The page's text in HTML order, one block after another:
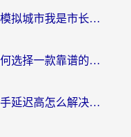
意大利怎么玩模拟城市我是市长？海外党国服游戏加速终极攻略（附三国3量子特攻解决办法）
人在海外，如何选择一款靠谱的玩剑灵2加速器？
国外玩灌篮高手延迟高怎么解决？海外玩家国服游戏加速终极指南